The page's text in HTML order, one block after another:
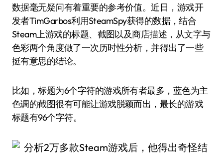
数据毫无疑问有着重要的参考价值。近日，游戏开
发者TimGarbos利用SteamSpy获得的数据，结合
Steam上游戏的标题、截图以及商店描述，从文字与
色彩两个角度做了一次历时性分析，并得出了一些
挺有意思的结论。
比如，标题为6个字符的游戏所有者最多，蓝色为主
色调的截图很有可能让游戏脱颖而出，最长的游戏
标题有96个字符。